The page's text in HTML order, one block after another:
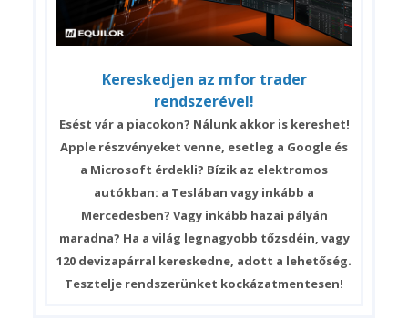
Kereskedjen az mfor trader
rendszerével!
Esést vár a piacokon? Nálunk akkor is kereshet!
Apple részvényeket venne, esetleg a Google és
a Microsoft érdekli? Bízik az elektromos
autókban: a Teslában vagy inkább a
Mercedesben? Vagy inkább hazai pályán
maradna? Ha a világ legnagyobb tőzsdéin, vagy
120 devizapárral kereskedne, adott a lehetőség.
Tesztelje rendszerünket kockázatmentesen!